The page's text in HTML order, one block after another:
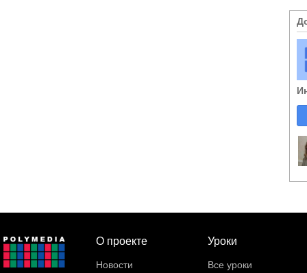
О проекте
Новости
Уроки
Все уроки